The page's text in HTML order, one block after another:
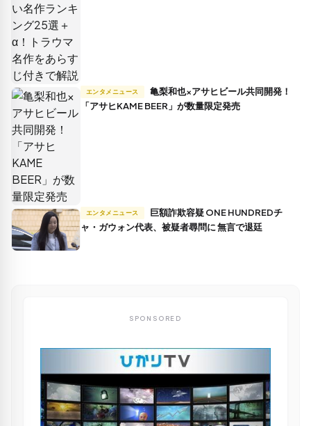
エンタメニュース
「アサヒKAME BEER」が数量限定発売
エンタメニュース
ャ・ガウォン代表、被疑者尋問に 無言で退廷
SPONSORED